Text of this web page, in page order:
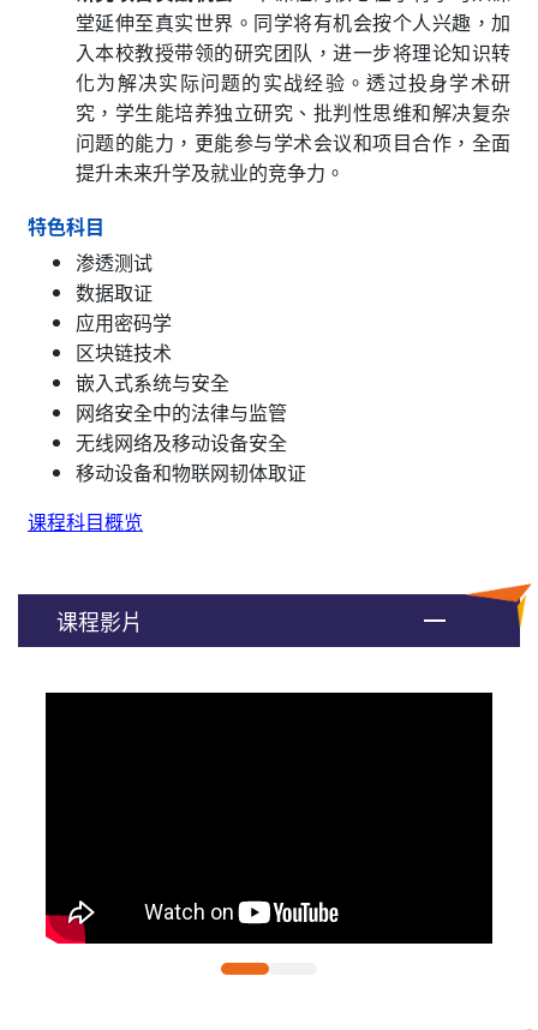
堂延伸至真实世界。同学将有机会按个人兴趣，加
入本校教授带领的研究团队，进一步将理论知识转
化为解决实际问题的实战经验。透过投身学术研
究，学生能培养独立研究、批判性思维和解决复杂
问题的能力，更能参与学术会议和项目合作，全面
提升未来升学及就业的竞争力。
特色科目
渗透测试
数据取证
应用密码学
区块链技术
嵌入式系统与安全
网络安全中的法律与监管
无线网络及移动设备安全
移动设备和物联网韧体取证
课程科目概览
课程影片